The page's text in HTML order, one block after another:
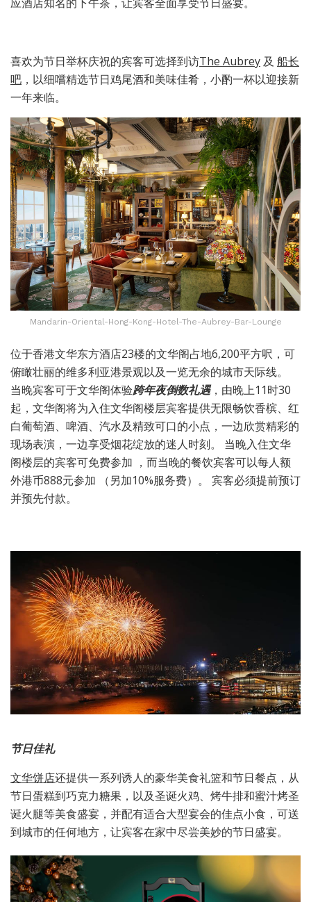
喜欢为节日举杯庆祝的宾客可选择到访The Aubrey 及 船长
吧 ，以细嚐精选节日鸡尾酒和美味佳肴，小酌一杯以迎接新
一年来临。
Mandarin-Oriental-Hong-Kong-Hotel-The-Aubrey-Bar-Lounge
位于香港文华东方酒店23楼的文华阁占地6,200平方呎，可
俯瞰壮丽的维多利亚港景观以及一览无余的城市天际线。
当晚宾客可于文华阁体验跨年夜倒数礼遇，由晚上11时30
起，文华阁将为入住文华阁楼层宾客提供无限畅饮香槟、红
白葡萄酒、啤酒、汽水及精致可口的小点，一边欣赏精彩的
现场表演，一边享受烟花绽放的迷人时刻。 当晚入住文华
阁楼层的宾客可免费参加 ，而当晚的餐饮宾客可以每人额
外港币888元参加 （另加10%服务费）。 宾客必须提前预订
并预先付款。
节日佳礼
文华饼店还提供一系列诱人的豪华美食礼篮和节日餐点，从
节日蛋糕到巧克力糖果，以及圣诞火鸡、烤牛排和蜜汁烤圣
诞火腿等美食盛宴，并配有适合大型宴会的佳点小食，可送
到城市的任何地方，让宾客在家中尽尝美妙的节日盛宴。